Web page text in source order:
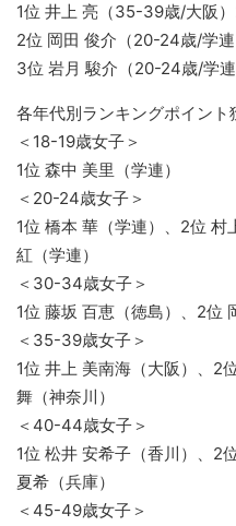
1位 井上 亮（35-39歳/大阪
2位 岡田 俊介（20-24歳/学
3位 岩月 駿介（20-24歳/学
各年代別ランキングポイント
＜18-19歳女子＞
1位 森中 美里（学連）
＜20-24歳女子＞
1位 橋本 華（学連）、2位
紅（学連）
＜30-34歳女子＞
1位 藤坂 百恵（徳島）、2位
＜35-39歳女子＞
1位 井上 美南海（大阪）、2
舞（神奈川）
＜40-44歳女子＞
1位 松井 安希子（香川）、2
夏希（兵庫）
＜45-49歳女子＞